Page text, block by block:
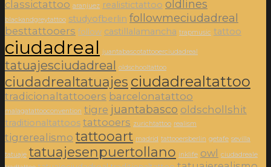
classictattoo aranjuez realistictattoo oldlines
blackandgreytattoo studyofberlin followmeciudadreal
besttattooers follow castillalamancha trapmusic tattoo
ciudadreal juantabascotattooerciudadreal
tatuajesciudadreal oldschooltattoo
ciudadrealtatuajes ciudadrealtattoo
tradicionaltattooers barcelonatattoo
malagatattooconvention tigre juantabasco oldschollshit
traditionaltattoos tattooers zurichtattoo realism
tigrerealismo tattooart madrid tattooersberlin getafe sevilla
tatuaje tatuajesenpuertollano inklife owl
ciudadreale